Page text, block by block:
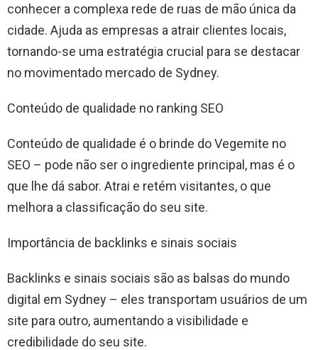
conhecer a complexa rede de ruas de mão única da
cidade. Ajuda as empresas a atrair clientes locais,
tornando-se uma estratégia crucial para se destacar
no movimentado mercado de Sydney.
Conteúdo de qualidade no ranking SEO
Conteúdo de qualidade é o brinde do Vegemite no
SEO – pode não ser o ingrediente principal, mas é o
que lhe dá sabor. Atrai e retém visitantes, o que
melhora a classificação do seu site.
Importância de backlinks e sinais sociais
Backlinks e sinais sociais são as balsas do mundo
digital em Sydney – eles transportam usuários de um
site para outro, aumentando a visibilidade e
credibilidade do seu site.